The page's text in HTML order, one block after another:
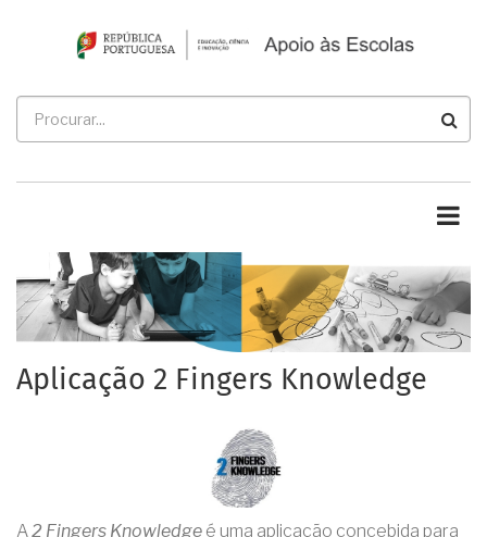
conteúdo
principal
Aplicação 2 Fingers Knowledge
A2 Fingers Knowledge é uma aplicação concebida para